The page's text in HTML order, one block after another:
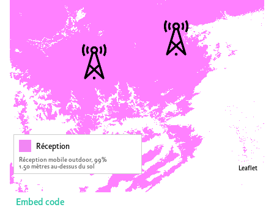
Leaflet
Réception
Réception mobile outdoor, 99%
1.50 mètres au-dessus du sol
Embed code